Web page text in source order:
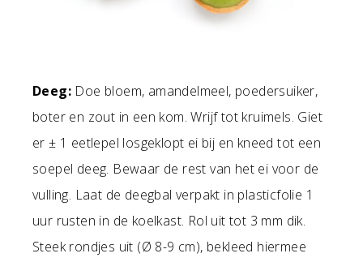
Deeg: Doe bloem, amandelmeel, poedersuiker,
boter en zout in een kom. Wrijf tot kruimels. Giet
er ± 1 eetlepel losgeklopt ei bij en kneed tot een
soepel deeg. Bewaar de rest van het ei voor de
vulling. Laat de deegbal verpakt in plasticfolie 1
uur rusten in de koelkast. Rol uit tot 3 mm dik.
Steek rondjes uit (Ø 8-9 cm), bekleed hiermee